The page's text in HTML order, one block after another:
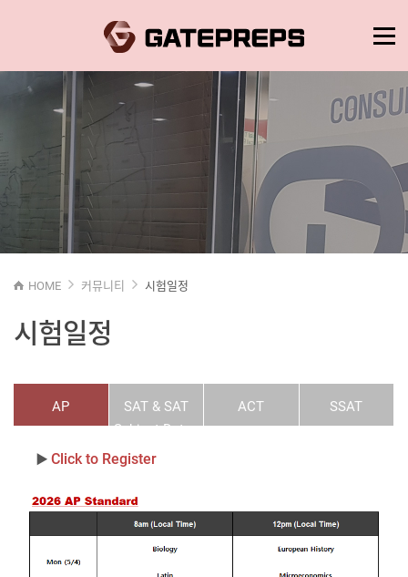
HOME 커뮤니티 시험일정
시험일정
AP
SAT & SAT
Subject Dates
ACT SSAT
▶ Click to Register